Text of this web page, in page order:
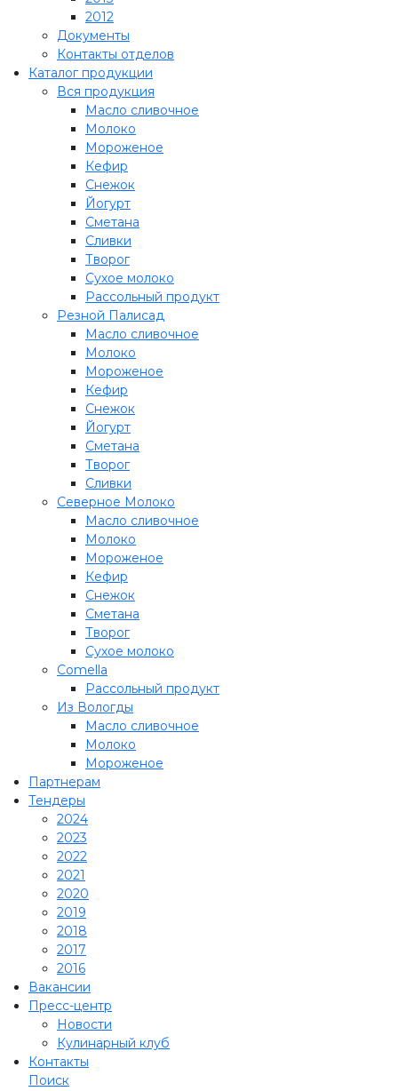
2012
Документы
Контакты отделов
Каталог продукции
Вся продукция
Масло сливочное
Молоко
Мороженое
Кефир
Снежок
Йогурт
Сметана
Сливки
Творог
Сухое молоко
Рассольный продукт
Резной Палисад
Масло сливочное
Молоко
Мороженое
Кефир
Снежок
Йогурт
Сметана
Творог
Сливки
Северное Молоко
Масло сливочное
Молоко
Мороженое
Кефир
Снежок
Сметана
Творог
Сухое молоко
Comеlla
Рассольный продукт
Из Вологды
Масло сливочное
Молоко
Мороженое
Партнерам
Тендеры
2024
2023
2022
2021
2020
2019
2018
2017
2016
Вакансии
Пресс-центр
Новости
Кулинарный клуб
Контакты
Поиск